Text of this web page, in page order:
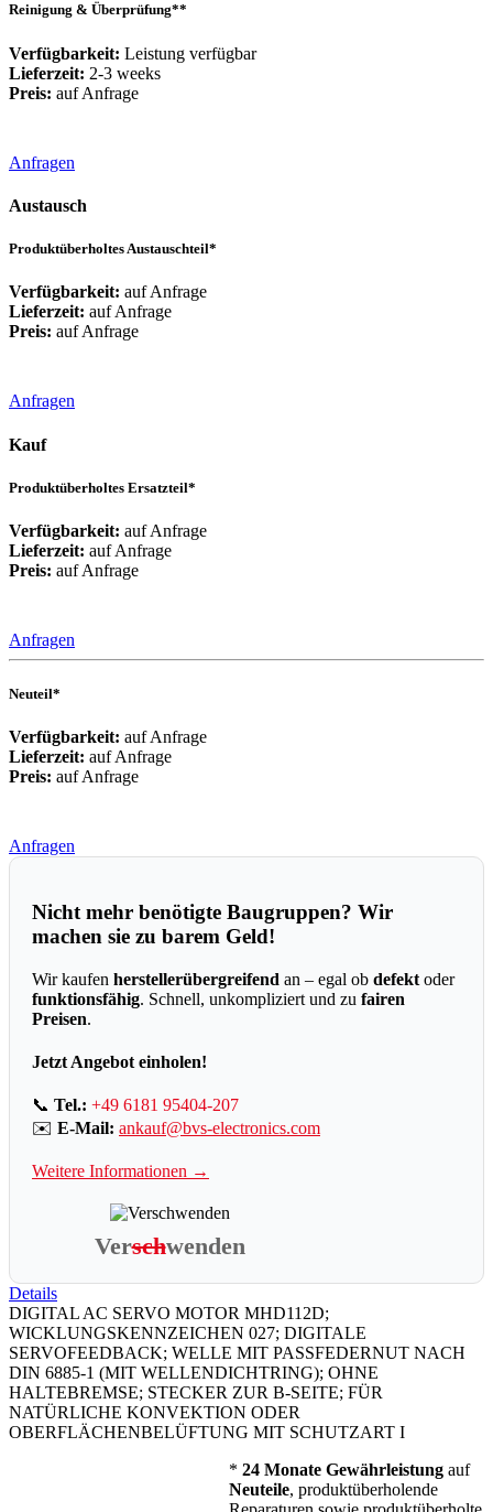
Reinigung & Überprüfung**
Verfügbarkeit: Leistung verfügbar
Lieferzeit: 2-3 weeks
Preis: auf Anfrage
Anfragen
Austausch
Produktüberholtes Austauschteil*
Verfügbarkeit: auf Anfrage
Lieferzeit: auf Anfrage
Preis: auf Anfrage
Anfragen
Kauf
Produktüberholtes Ersatzteil*
Verfügbarkeit: auf Anfrage
Lieferzeit: auf Anfrage
Preis: auf Anfrage
Anfragen
Neuteil*
Verfügbarkeit: auf Anfrage
Lieferzeit: auf Anfrage
Preis: auf Anfrage
Anfragen
Nicht mehr benötigte Baugruppen? Wir
machen sie zu barem Geld!
Wir kaufen herstellerübergreifend an – egal ob defekt oder
funktionsfähig. Schnell, unkompliziert und zu fairen
Preisen.
Jetzt Angebot einholen!
📞 Tel.: +49 6181 95404-207
✉️ E-Mail: ankauf@bvs-electronics.com
Weitere Informationen →
Verschwenden
Details
DIGITAL AC SERVO MOTOR MHD112D;
WICKLUNGSKENNZEICHEN 027; DIGITALE
SERVOFEEDBACK; WELLE MIT PASSFEDERNUT NACH
DIN 6885-1 (MIT WELLENDICHTRING); OHNE
HALTEBREMSE; STECKER ZUR B-SEITE; FÜR
NATÜRLICHE KONVEKTION ODER
OBERFLÄCHENBELÜFTUNG MIT SCHUTZART I
* 24 Monate Gewährleistung auf
Neuteile, produktüberholende